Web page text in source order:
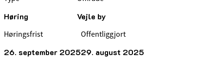
Høring Vejle by
Høringsfrist
26. september 2025
Offentliggjort
29. august 2025